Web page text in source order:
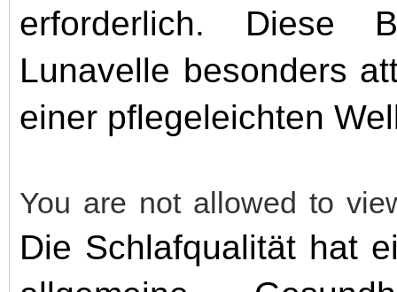
erforderlich. Diese
Lunavelle besonders
einer pflegeleichten
You are not allowed to
Die Schlafqualität hat